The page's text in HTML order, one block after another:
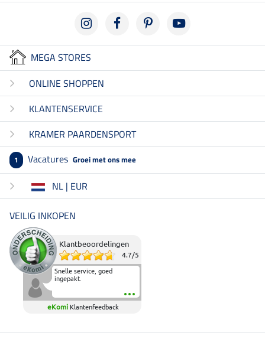
MEGA STORES
ONLINE SHOPPEN
KLANTENSERVICE
KRAMER PAARDENSPORT
1 Vacatures Groei met ons mee
NL | EUR
VEILIG INKOPEN
Klantbeoordelingen
4.7/5
Snelle service, goed
ingepakt.
eKomi Klantenfeedback